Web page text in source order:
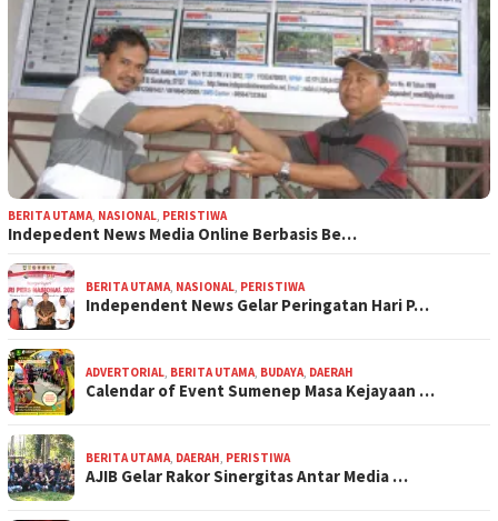
BERITA UTAMA, NASIONAL, PERISTIWA
Indepedent News Media Online Berbasis Be…
BERITA UTAMA, NASIONAL, PERISTIWA
Independent News Gelar Peringatan Hari P…
ADVERTORIAL, BERITA UTAMA, BUDAYA, DAERAH
Calendar of Event Sumenep Masa Kejayaan …
BERITA UTAMA, DAERAH, PERISTIWA
AJIB Gelar Rakor Sinergitas Antar Media …